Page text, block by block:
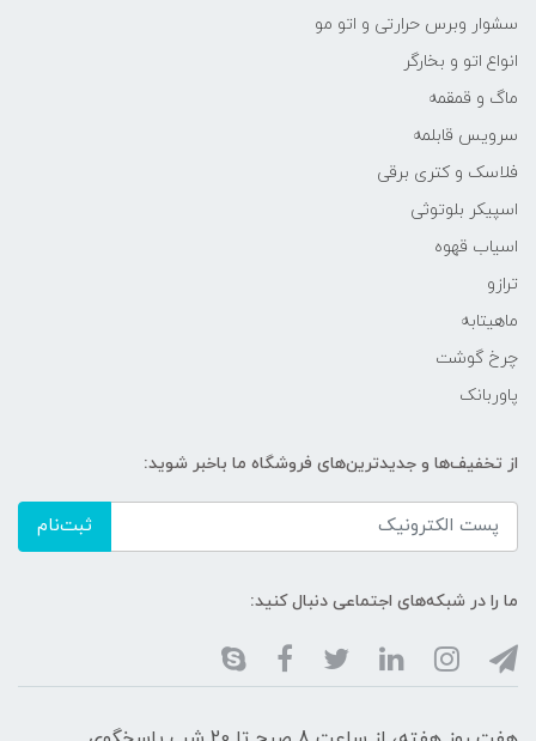
سشوار وبرس حرارتی و اتو مو
انواع اتو و بخارگر
ماگ و قمقمه
سرویس قابلمه
فلاسک و کتری برقی
اسپیکر بلوتوثی
اسیاب قهوه
ترازو
ماهیتابه
چرخ گوشت
پاوربانک
از تخفیف‌ها و جدیدترین‌های فروشگاه ما باخبر شوید:
ثبت‌نام
ما را در شبکه‌های اجتماعی دنبال کنید: